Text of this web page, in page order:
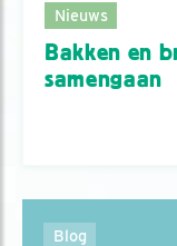
Nieuws
Bakken en
samengaan
Blog